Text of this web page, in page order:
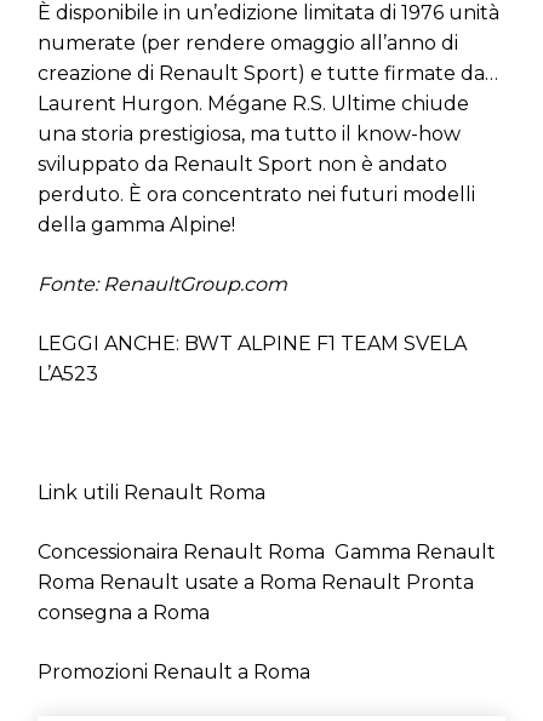
È disponibile in un’edizione limitata di 1976 unità
numerate (per rendere omaggio all’anno di
creazione di Renault Sport) e tutte firmate da…
Laurent Hurgon. Mégane R.S. Ultime chiude
una storia prestigiosa, ma tutto il know-how
sviluppato da Renault Sport non è andato
perduto. È ora concentrato nei futuri modelli
della gamma Alpine!
Fonte: RenaultGroup.com
LEGGI ANCHE: BWT ALPINE F1 TEAM SVELA
L’A523
Link utili Renault Roma
Concessionaira Renault Roma Gamma Renault
Roma Renault usate a Roma Renault Pronta
consegna a Roma
Promozioni Renault a Roma